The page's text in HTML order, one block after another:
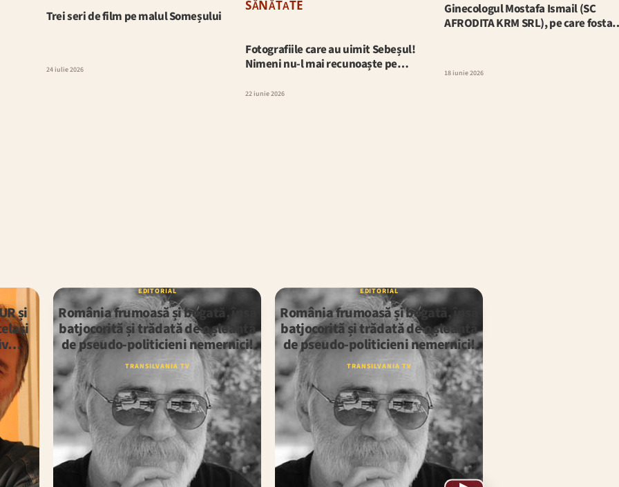
Trei seri de film pe malul Someșului
24 iulie 2026
SĂNĂTATE
Fotografiile care au uimit Sebeșul!
Nimeni nu-l mai recunoaște pe…
22 iunie 2026
Ginecologul Mostafa Ismail (SC
AFRODITA KRM SRL), pe care
18 iunie 2026
și
EDITORIAL
România frumoasă și bogată, însă
batjocorită și trădată de o șleahtă
de pseudo-politicieni nemernici!
TRANSILVANIA TV
EDITORIAL
România frumoasă și bogată, însă
batjocorită și trădată de o șleahtă
de pseudo-politicieni nemernici!
TRANSILVANIA TV